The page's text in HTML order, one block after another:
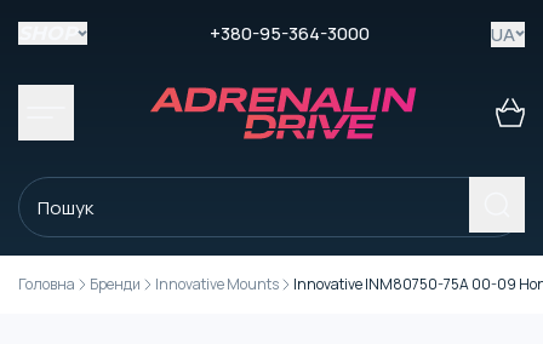
+380-95-364-3000 UA
Головна Бренди Innovative Mounts Innovative INM80750-75A 00-09